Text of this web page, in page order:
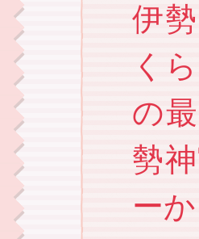
伊
く
の
勢
ー